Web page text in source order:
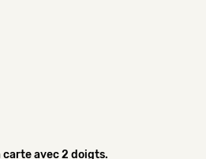
avec 2 doigts.